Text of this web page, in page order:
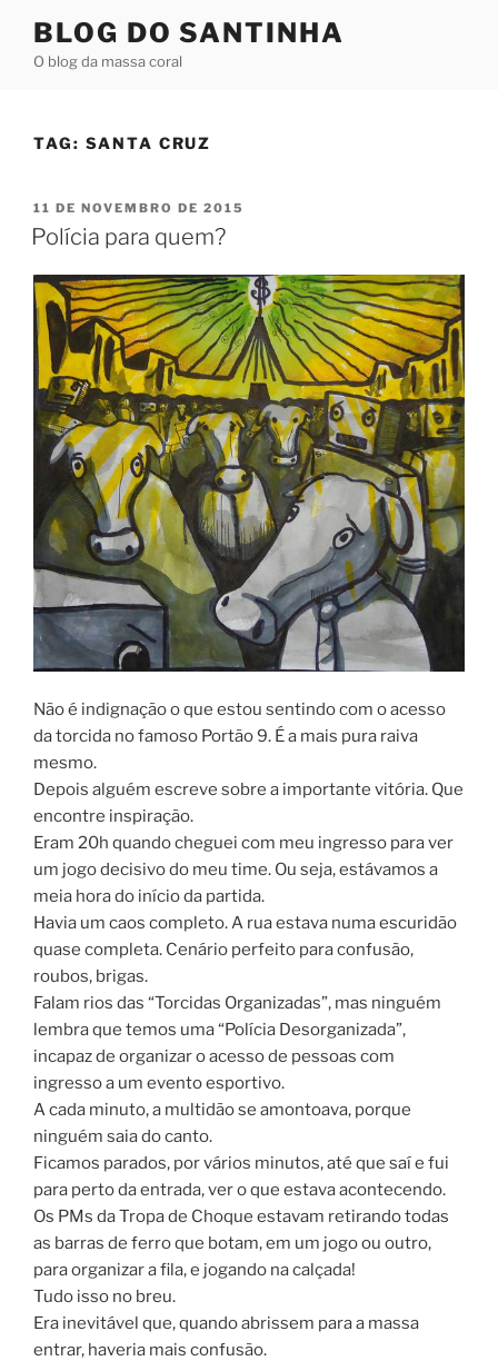
BLOG DO SANTINHA
O blog da massa coral
TAG: SANTA CRUZ
PUBLICADO
EM
11 DE NOVEMBRO DE 2015
Polícia para quem?
Não é indignação o que estou sentindo com o acesso
da torcida no famoso Portão 9. É a mais pura raiva
mesmo.
Depois alguém escreve sobre a importante vitória. Que
encontre inspiração.
Eram 20h quando cheguei com meu ingresso para ver
um jogo decisivo do meu time. Ou seja, estávamos a
meia hora do início da partida.
Havia um caos completo. A rua estava numa escuridão
quase completa. Cenário perfeito para confusão,
roubos, brigas.
Falam rios das “Torcidas Organizadas”, mas ninguém
lembra que temos uma “Polícia Desorganizada”,
incapaz de organizar o acesso de pessoas com
ingresso a um evento esportivo.
A cada minuto, a multidão se amontoava, porque
ninguém saia do canto.
Ficamos parados, por vários minutos, até que saí e fui
para perto da entrada, ver o que estava acontecendo.
Os PMs da Tropa de Choque estavam retirando todas
as barras de ferro que botam, em um jogo ou outro,
para organizar a fila, e jogando na calçada!
Tudo isso no breu.
Era inevitável que, quando abrissem para a massa
entrar, haveria mais confusão.